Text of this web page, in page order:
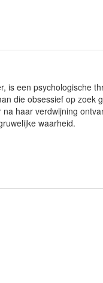
is een psychologische
die obsessief op zoek
haar verdwijning
waarheid.